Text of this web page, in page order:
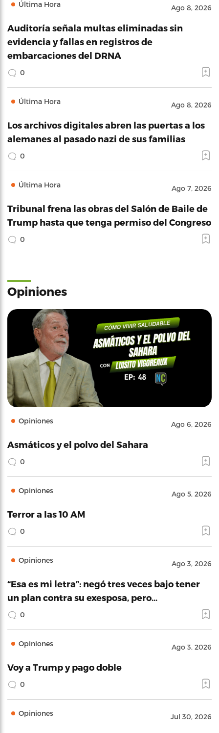
Última Hora Ago 8, 2026
Auditoría señala multas eliminadas sin
evidencia y fallas en registros de
embarcaciones del DRNA
0
Última Hora Ago 8, 2026
Los archivos digitales abren las puertas a los
alemanes al pasado nazi de sus familias
0
Última Hora Ago 7, 2026
Tribunal frena las obras del Salón de Baile de
Trump hasta que tenga permiso del Congreso
0
Opiniones
Opiniones Ago 6, 2026
Asmáticos y el polvo del Sahara
0
Opiniones Ago 5, 2026
Terror a las 10 AM
0
Opiniones Ago 3, 2026
“Esa es mi letra”: negó tres veces bajo tener
un plan contra su exesposa, pero…
0
Opiniones Ago 3, 2026
Voy a Trump y pago doble
0
Opiniones Jul 30, 2026